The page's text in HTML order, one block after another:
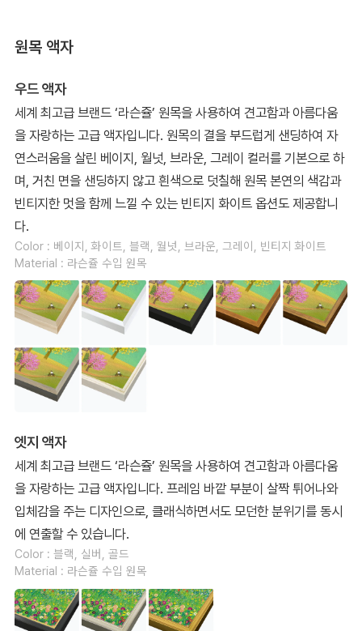
원목 액자
우드 액자
세계 최고급 브랜드 ‘라슨쥴’ 원목을 사용하여 견고함과 아름다움
을 자랑하는 고급 액자입니다. 원목의 결을 부드럽게 샌딩하여 자
연스러움을 살린 베이지, 월넛, 브라운, 그레이 컬러를 기본으로 하
며, 거친 면을 샌딩하지 않고 흰색으로 덧칠해 원목 본연의 색감과
빈티지한 멋을 함께 느낄 수 있는 빈티지 화이트 옵션도 제공합니
다.
Color : 베이지, 화이트, 블랙, 월넛, 브라운, 그레이, 빈티지 화이트
Material : 라슨쥴 수입 원목
엣지 액자
세계 최고급 브랜드 ‘라슨쥴’ 원목을 사용하여 견고함과 아름다움
을 자랑하는 고급 액자입니다. 프레임 바깥 부분이 살짝 튀어나와
입체감을 주는 디자인으로, 클래식하면서도 모던한 분위기를 동시
에 연출할 수 있습니다.
Color : 블랙, 실버, 골드
Material : 라슨쥴 수입 원목